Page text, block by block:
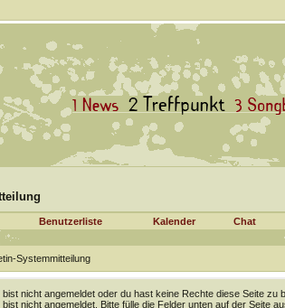
Benutzerliste Kalender Chat
Systemmitteilung
bist nicht angemeldet oder du hast keine Rechte diese Seite zu
bist nicht angemeldet. Bitte fülle die Felder unten auf der Seite